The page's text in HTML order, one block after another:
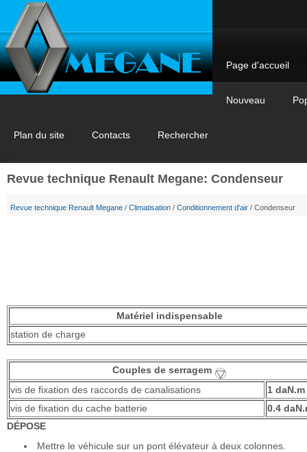
Page d'accueil
Nouveau
Plan du site Contacts Rechercher
Revue technique Renault Megane: Condenseur
Revue technique Renault Megane / Climatisation / Conditionnement d'air / Condenseur
Matériel indispensable
station de charge
Couples de serragem
vis de fixation des raccords de canalisations
1 daN.m
vis de fixation du cache batterie
0.4
DÉPOSE
Mettre le véhicule sur un pont élévateur à deux colonnes.